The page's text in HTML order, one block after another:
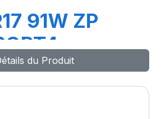
91W ZP
du Produit